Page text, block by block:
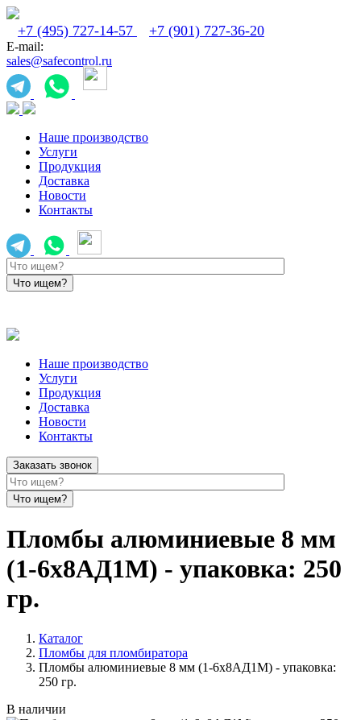
+7 (495) 727-14-57 +7 (901) 727-36-20
E-mail:
sales@safecontrol.ru
Наше производство
Услуги
Продукция
Доставка
Новости
Контакты
Наше производство
Услуги
Продукция
Доставка
Новости
Контакты
Заказать звонок
Пломбы алюминиевые 8 мм
(1-6х8АД1М) - упаковка: 250
гр.
Каталог
Пломбы для пломбиратора
Пломбы алюминиевые 8 мм (1-6х8АД1М) - упаковка:
250 гр.
В наличии